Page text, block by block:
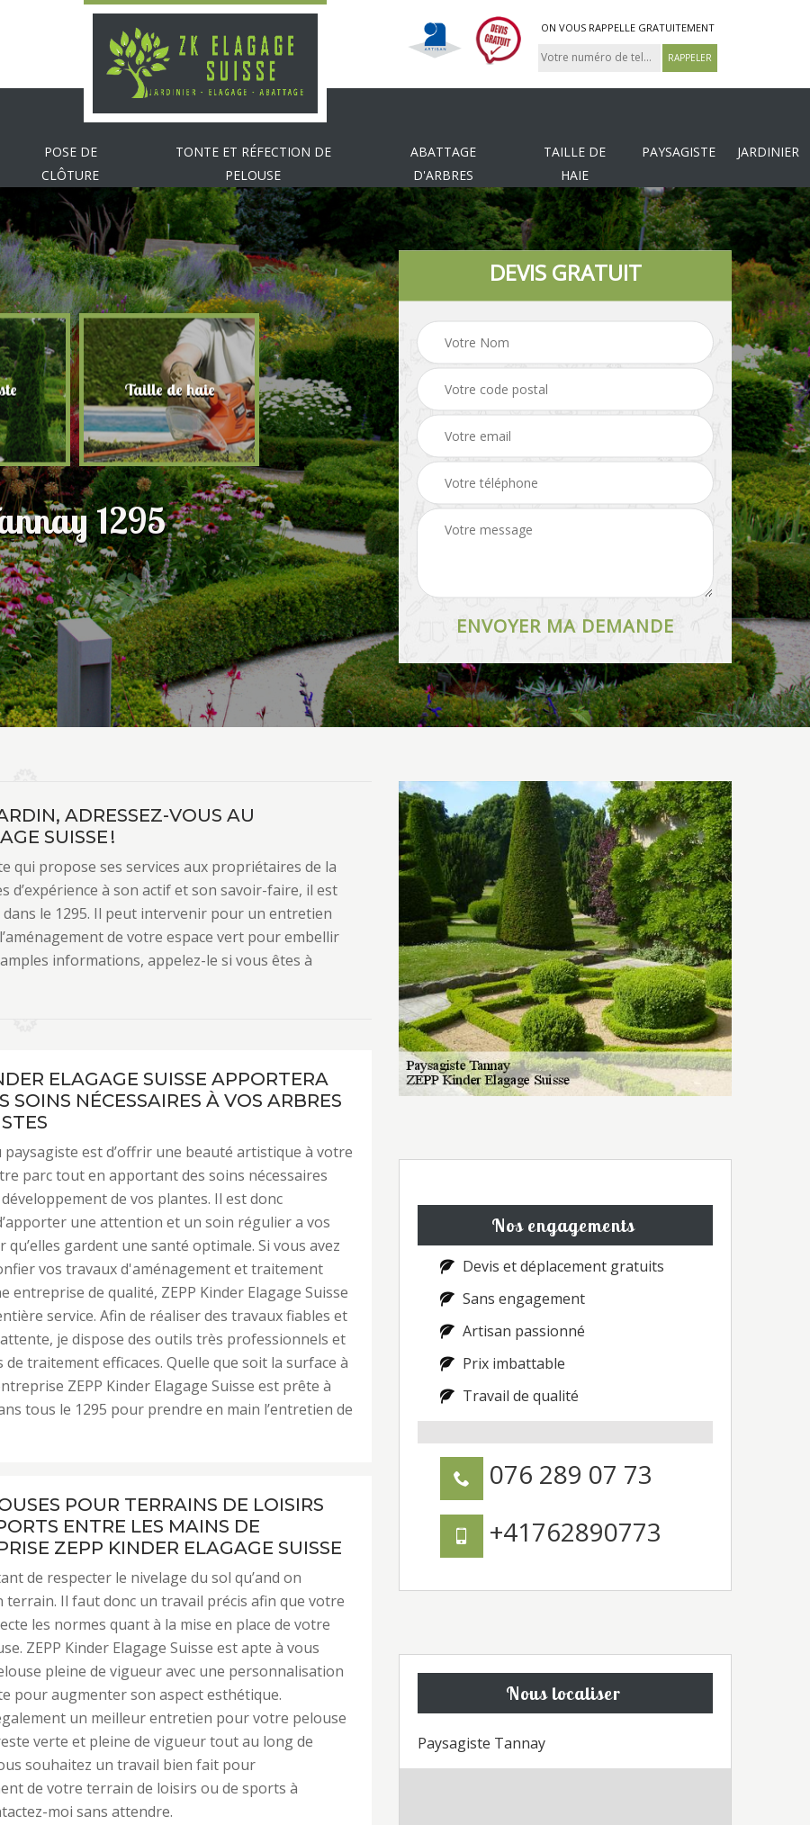
ON VOUS RAPPELLE GRATUITEMENT
POSE DE
CLÔTURE
TONTE ET RÉFECTION DE
PELOUSE
ABATTAGE
D'ARBRES
TAILLE DE
HAIE
PAYSAGISTE JARDINIER
Taille de haie Abattage d'arbres Tonte et réfection de
pelouse Pose de clôture
1295
DEVIS GRATUIT
ADRESSEZ-VOUS AU
SUISSE !
qui propose ses services aux propriétaires de la
d’expérience à son actif et son savoir-faire, il est
le 1295. Il peut intervenir pour un entretien
de votre espace vert pour embellir
informations, appelez-le si vous êtes à
ELAGAGE SUISSE APPORTERA
SOINS NÉCESSAIRES À VOS ARBRES
paysagiste est d’offrir une beauté artistique à votre
parc tout en apportant des soins nécessaires
de vos plantes. Il est donc
une attention et un soin régulier a vos
qu’elles gardent une santé optimale. Si vous avez
vos travaux d'aménagement et traitement
entreprise de qualité, ZEPP Kinder Elagage Suisse
service. Afin de réaliser des travaux fiables et
je dispose des outils très professionnels et
traitement efficaces. Quelle que soit la surface à
ZEPP Kinder Elagage Suisse est prête à
tous le 1295 pour prendre en main l’entretien de
POUR TERRAINS DE LOISIRS
ENTRE LES MAINS DE
ZEPP KINDER ELAGAGE SUISSE
de respecter le nivelage du sol qu’and on
terrain. Il faut donc un travail précis afin que votre
les normes quant à la mise en place de votre
ZEPP Kinder Elagage Suisse est apte à vous
pleine de vigueur avec une personnalisation
pour augmenter son aspect esthétique.
un meilleur entretien pour votre pelouse
verte et pleine de vigueur tout au long de
souhaitez un travail bien fait pour
de votre terrain de loisirs ou de sports à
moi sans attendre.
Nos engagements
Devis et déplacement gratuits
Sans engagement
Artisan passionné
Prix imbattable
Travail de qualité
076 289 07 73
+41762890773
Nous localiser
Paysagiste Tannay